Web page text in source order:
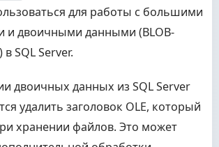
для работы с большими
и двоичными данными (BLOB-
SQL Server.
двоичных данных из SQL Server
удалить заголовок OLE, который
хранении файлов. Это может